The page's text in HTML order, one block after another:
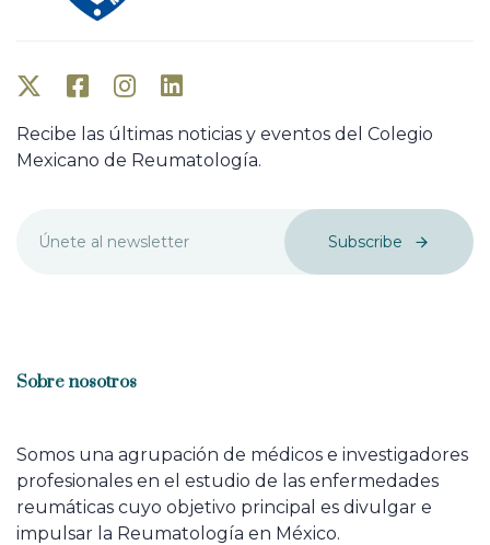
Recibe las últimas noticias y eventos del Colegio
Mexicano de Reumatología.
Subscribe
Sobre nosotros
Somos una agrupación de médicos e investigadores
profesionales en el estudio de las enfermedades
reumáticas cuyo objetivo principal es divulgar e
impulsar la Reumatología en México.